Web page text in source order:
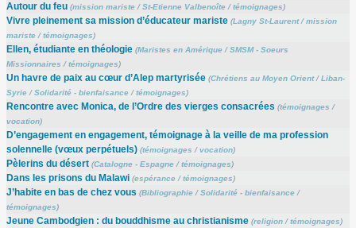
Autour du feu (mission mariste/St-Etienne Valbenoîte/témoignages)
Vivre pleinement sa mission d’éducateur mariste (Lagny St-Laurent/mission
mariste/témoignages)
Ellen, étudiante en théologie (Maristes en Amérique/SMSM - Soeurs
Missionnaires /témoignages)
Un havre de paix au cœur d’Alep martyrisée (Chrétiens au Moyen Orient/Liban-
Syrie/Solidarité - bienfaisance/témoignages)
Rencontre avec Monica, de l’Ordre des vierges consacrées (témoignages /
vocation)
D’engagement en engagement, témoignage à la veille de ma profession
solennelle (vœux perpétuels) (témoignages /vocation)
Pèlerins du désert (Catalogne - Espagne/témoignages)
Dans les prisons du Malawi (espérance/témoignages)
J’habite en bas de chez vous (Bibliographie/Solidarité - bienfaisance/
témoignages)
Jeune Cambodgien : du bouddhisme au christianisme (religion/témoignages)